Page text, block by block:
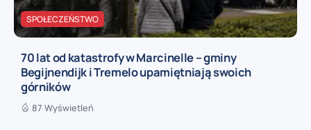
SPOŁECZEŃSTWO
70 lat od katastrofy w Marcinelle – gminy
Begijnendijk i Tremelo upamiętniają swoich
górników
87 Wyświetleń